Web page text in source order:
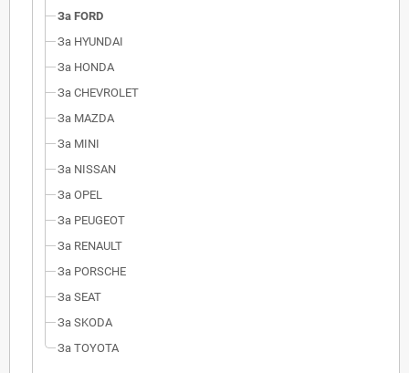
За FORD
За HYUNDAI
За HONDA
За CHEVROLET
За MAZDA
За MINI
За NISSAN
За OPEL
За PEUGEOT
За RENAULT
За PORSCHE
За SEAT
За SKODA
За TOYOTA